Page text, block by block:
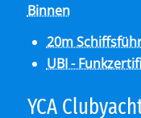
Binnen
20m
UBI -
YCA